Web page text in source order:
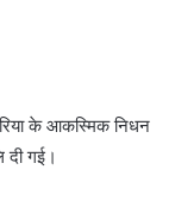
के आकस्मिक निधन
दी गई।